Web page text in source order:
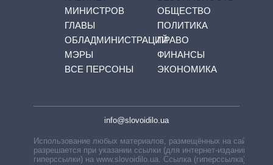
МИНИСТРОВ
ГЛАВЫ
ОБЛАДМИНИСТРАЦИЙ
МЭРЫ
ВСЕ ПЕРСОНЫ
ОБЩЕСТВО
ПОЛИТИКА
ПРАВО
ФИНАНСЫ
ЭКОНОМИКА
info@slovoidilo.ua
Использование любых материалов, размещённых на сайте,
разрешается при указании ссылки (для интернет-изданий —
гиперссылки) на www.slovoidilo.ua. Ссылка (гиперссылка)